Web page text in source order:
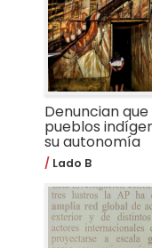
Denuncian
pueblos
su autonomía
Lado B